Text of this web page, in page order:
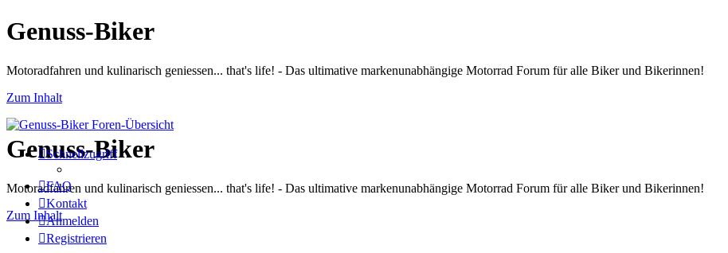
Genuss-Biker
Motoradfahren und kulinarisch geniessen... that's life! - Das ultimative markenunabhängige Motorrad Forum für alle Biker und Bikerinnen!
Zum Inhalt
Genuss-Biker
Motoradfahren und kulinarisch geniessen... that's life! - Das ultimative markenunabhängige Motorrad Forum für alle Biker und Bikerinnen!
Zum Inhalt
Schnellzugriff
FAQ
Kontakt
Anmelden
Registrieren